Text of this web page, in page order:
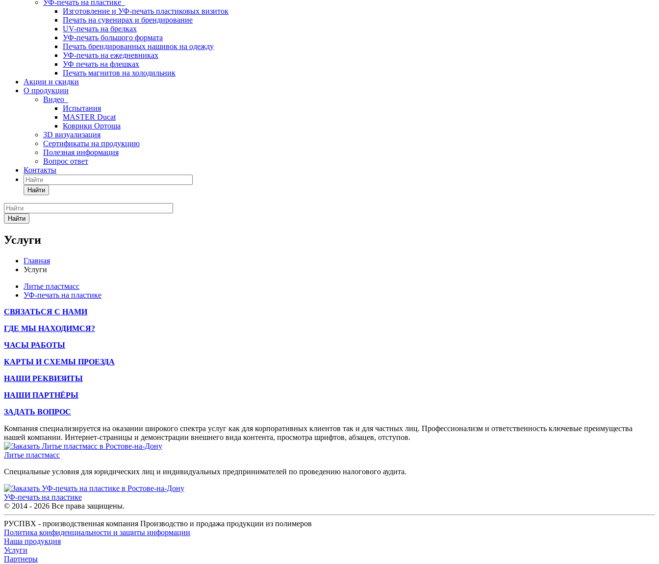
УФ-печать на пластике
Изготовление и УФ-печать пластиковых визиток
Печать на сувенирах и брендирование
UV-печать на брелках
УФ-печать большого формата
Печать брендированных нашивок на одежду
УФ-печать на ежедневниках
УФ печать на флешках
Печать магнитов на холодильник
Акции и скидки
О продукции
Видео
Испытания
MASTER Ducat
Коврики Ортоша
3D визуализация
Сертификаты на продукцию
Полезная информация
Вопрос ответ
Контакты
Найти
Найти
Услуги
Главная
Услуги
Литье пластмасс
УФ-печать на пластике
СВЯЗАТЬСЯ С НАМИ
ГДЕ МЫ НАХОДИМСЯ?
ЧАСЫ РАБОТЫ
КАРТЫ И СХЕМЫ ПРОЕЗДА
НАШИ РЕКВИЗИТЫ
НАШИ ПАРТНЁРЫ
ЗАДАТЬ ВОПРОС
Компания специализируется на оказании широкого спектра услуг как для корпоративных клиентов так и для частных лиц. Профессионализм и ответственность ключевые преимущества
нашей компании. Интернет-страницы и демонстрации внешнего вида контента, просмотра шрифтов, абзацев, отступов.
Литье пластмасс
Специальные условия для юридических лиц и индивидуальных предпринимателей по проведению налогового аудита.
УФ-печать на пластике
© 2014 - 2026 Все права защищены.
РУСПВХ - производственная компания Производство и продажа продукции из полимеров
Политика конфиденциальности и защиты информации
Наша продукция
Услуги
Партнеры